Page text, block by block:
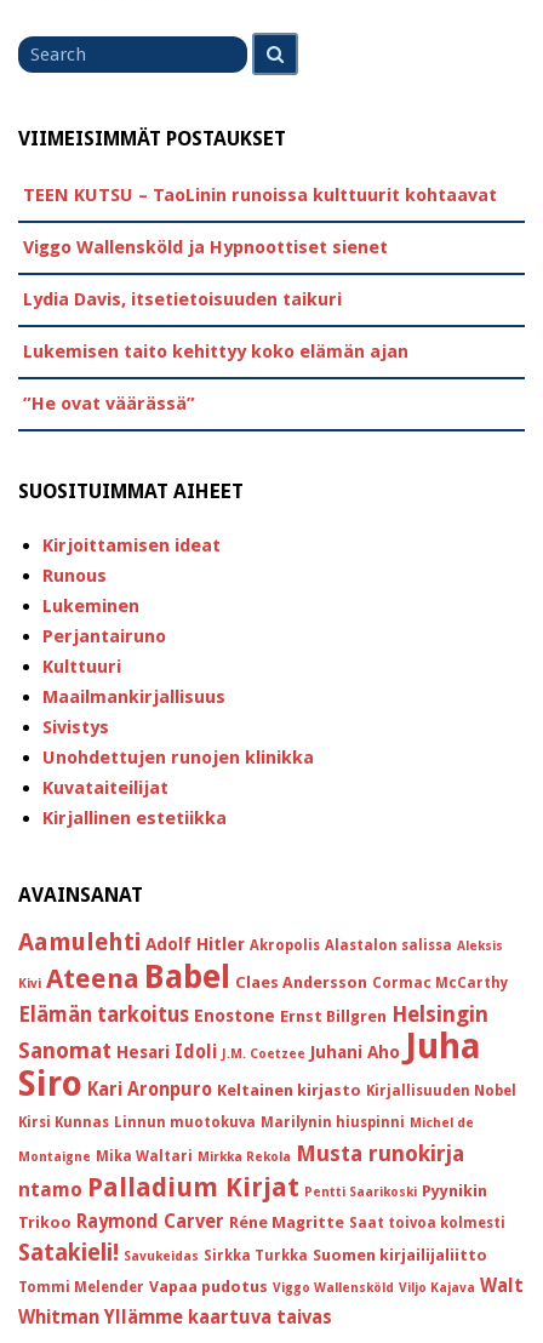
Search
for
VIIMEISIMMÄT POSTAUKSET
TEEN KUTSU – TaoLinin runoissa kulttuurit kohtaavat
Viggo Wallensköld ja Hypnoottiset sienet
Lydia Davis, itsetietoisuuden taikuri
Lukemisen taito kehittyy koko elämän ajan
”He ovat väärässä”
SUOSITUIMMAT AIHEET
Kirjoittamisen ideat
Runous
Lukeminen
Perjantairuno
Kulttuuri
Maailmankirjallisuus
Sivistys
Unohdettujen runojen klinikka
Kuvataiteilijat
Kirjallinen estetiikka
AVAINSANAT
Aamulehti Adolf Hitler Akropolis Alastalon salissa Aleksis
Kivi Ateena Babel Claes Andersson Cormac McCarthy
Elämän tarkoitus Enostone Ernst Billgren Helsingin
Sanomat Hesari Idoli J.M. Coetzee Juhani Aho Juha
Siro Kari Aronpuro Keltainen kirjasto Kirjallisuuden Nobel
Kirsi Kunnas Linnun muotokuva Marilynin hiuspinni Michel de
Montaigne Mika Waltari Mirkka Rekola Musta runokirja
ntamo Palladium Kirjat Pentti Saarikoski Pyynikin
Trikoo Raymond Carver Réne Magritte Saat toivoa kolmesti
Satakieli! Savukeidas Sirkka Turkka Suomen kirjailijaliitto
Tommi Melender Vapaa pudotus Viggo Wallensköld Viljo Kajava Walt
Whitman Yllämme kaartuva taivas